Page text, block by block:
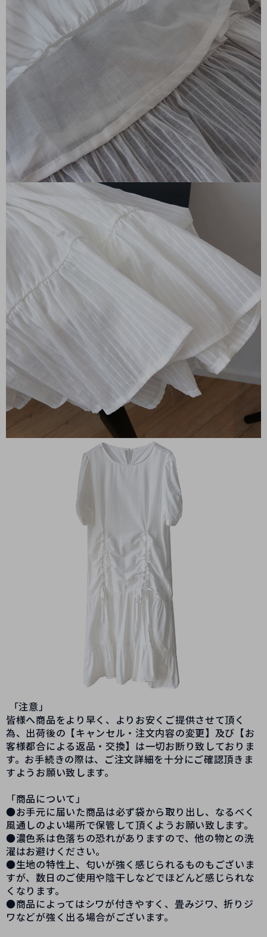
「注意」
皆様へ商品をより早く、よりお安くご提供させて頂く
為、出荷後の【キャンセル・注文内容の変更】及び【お
客様都合による返品・交換】は一切お断り致しておりま
す。お手続きの際は、ご注文詳細を十分にご確認頂きま
すようお願い致します。
「商品について」
●お手元に届いた商品は必ず袋から取り出し、なるべく
風通しのよい場所で保管して頂くようお願い致します。
●濃色系は色落ちの恐れがありますので、他の物との洗
濯はお避けください。
●生地の特性上、匂いが強く感じられるものもございま
すが、数日のご使用や陰干しなどでほどんど感じられな
くなります。
●商品によってはシワが付きやすく、畳みジワ、折りジ
ワなどが強く出る場合がございます。